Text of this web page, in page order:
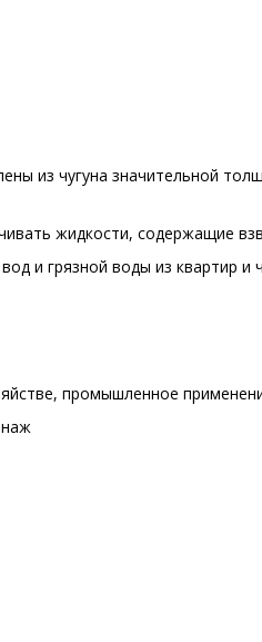
из чугуна значительной
жидкости, содержащие
и грязной воды из квартир
промышленное